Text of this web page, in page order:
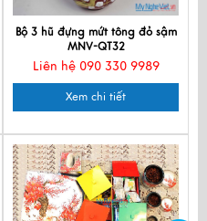
Bộ 3 hũ đựng mứt tông đỏ sậm
MNV-QT32
Liên hệ 090 330 9989
Xem chi tiết